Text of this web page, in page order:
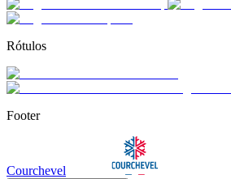
Rótulos
Footer
Courchevel